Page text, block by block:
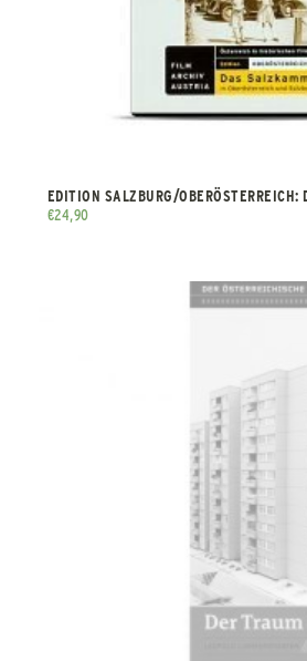
EDITION SALZBURG/OBERÖSTERREICH:
€24,90